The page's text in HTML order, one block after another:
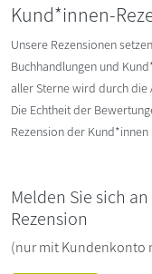
Kund*innen-
Unsere Rezensionen
Buchhandlungen und
aller Sterne wird durch die
Die Echtheit der
Rezension der
Melden Sie sich
Rezension
(nur mit Kundenkonto